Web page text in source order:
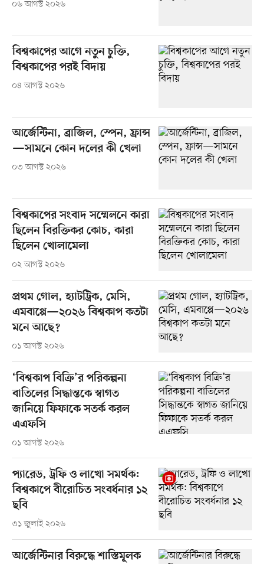
০৬ আগস্ট ২০২৬
বিশ্বকাপের আগে নতুন চুক্তি,
বিশ্বকাপের পরই বিদায়
০৪ আগস্ট ২০২৬
আর্জেন্টিনা, ব্রাজিল, স্পেন, ফ্রান্স
—সামনে কোন দলের কী খেলা
০৩ আগস্ট ২০২৬
বিশ্বকাপের সংবাদ সম্মেলনে কারা
ছিলেন বিরক্তিকর কোচ, কারা
ছিলেন খোলামেলা
০২ আগস্ট ২০২৬
প্রথম গোল, হ্যাটট্রিক, মেসি,
এমবাপ্পে—২০২৬ বিশ্বকাপ কতটা
মনে আছে?
০১ আগস্ট ২০২৬
‘বিশ্বকাপ বিক্রি’র পরিকল্পনা
বাতিলের সিদ্ধান্তকে স্বাগত
জানিয়ে ফিফাকে সতর্ক করল
এএফসি
০১ আগস্ট ২০২৬
প্যারেড, ট্রফি ও লাখো সমর্থক:
বিশ্বকাপে বীরোচিত সংবর্ধনার ১২
ছবি
৩১ জুলাই ২০২৬
আর্জেন্টিনার বিরুদ্ধে শাস্তিমূলক